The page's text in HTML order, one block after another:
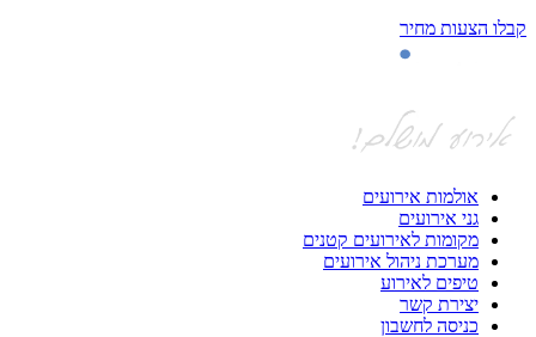
קבלו הצעות מחיר
אולמות אירועים
גני אירועים
מקומות לאירועים קטנים
מערכת ניהול אירועים
טיפים לאירוע
יצירת קשר
כניסה לחשבון